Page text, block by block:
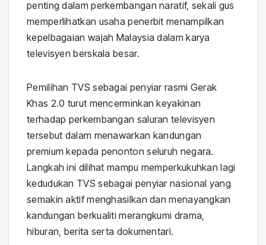
penting dalam perkembangan naratif, sekali gus
memperlihatkan usaha penerbit menampilkan
kepelbagaian wajah Malaysia dalam karya
televisyen berskala besar.
Pemilihan TVS sebagai penyiar rasmi Gerak
Khas 2.0 turut mencerminkan keyakinan
terhadap perkembangan saluran televisyen
tersebut dalam menawarkan kandungan
premium kepada penonton seluruh negara.
Langkah ini dilihat mampu memperkukuhkan lagi
kedudukan TVS sebagai penyiar nasional yang
semakin aktif menghasilkan dan menayangkan
kandungan berkualiti merangkumi drama,
hiburan, berita serta dokumentari.